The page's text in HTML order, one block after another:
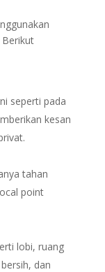
seperti pada
kesan
tahan
point
lobi, ruang
dan